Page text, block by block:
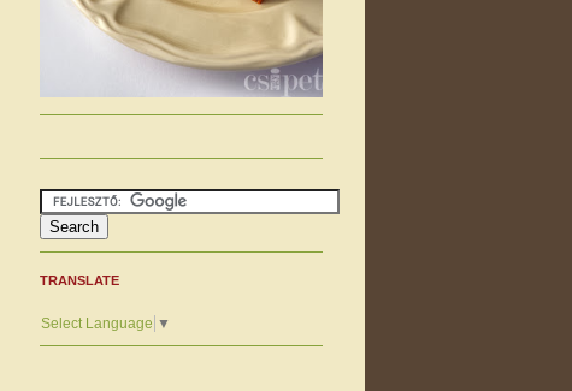
TRANSLATE
Select Language ▼